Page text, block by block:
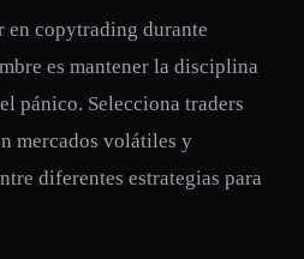
en copytrading durante
es mantener la disciplina
pánico. Selecciona traders
mercados volátiles y
diferentes estrategias para